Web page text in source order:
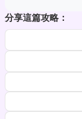
分享這篇攻略：